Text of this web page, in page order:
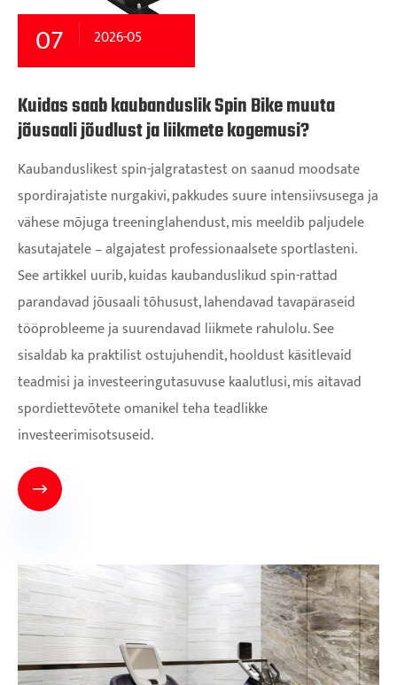
07 2026-05
Kuidas saab kaubanduslik Spin Bike muuta
jõusaali jõudlust ja liikmete kogemusi?
Kaubanduslikest spin-jalgratastest on saanud moodsate
spordirajatiste nurgakivi, pakkudes suure intensiivsusega ja
vähese mõjuga treeninglahendust, mis meeldib paljudele
kasutajatele – algajatest professionaalsete sportlasteni.
See artikkel uurib, kuidas kaubanduslikud spin-rattad
parandavad jõusaali tõhusust, lahendavad tavapäraseid
tööprobleeme ja suurendavad liikmete rahulolu. See
sisaldab ka praktilist ostujuhendit, hooldust käsitlevaid
teadmisi ja investeeringutasuvuse kaalutlusi, mis aitavad
spordiettevõtete omanikel teha teadlikke
investeerimisotsuseid.
